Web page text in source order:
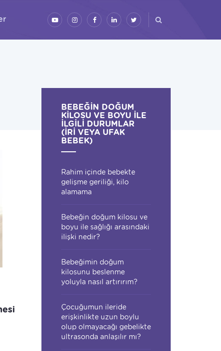
BEBEĞIN DOĞUM
KILOSU VE BOYU ILE
ILGILI DURUMLAR
(IRI VEYA UFAK
BEBEK)
Rahim içinde bebekte
gelişme geriliği, kilo
alamama
Bebeğin doğum kilosu ve
boyu ile sağlığı arasındaki
ilişki nedir?
Bebeğimin doğum
kilosunu beslenme
yoluyla nasıl artırırım?
Çocuğumun ileride
erişkinlikte uzun boylu
olup olmayacağı gebelikte
ultrasonda anlaşılır mı?